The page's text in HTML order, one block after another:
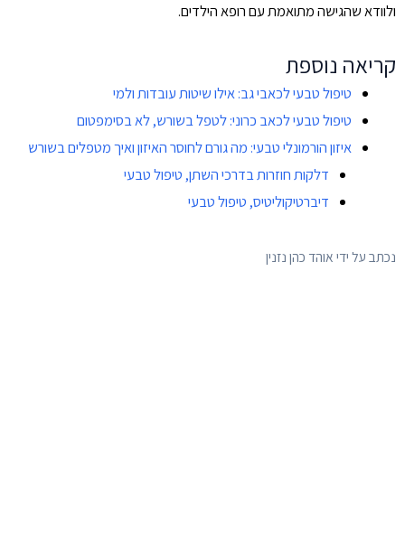
ולוודא שהגישה מתואמת עם רופא הילדים.
קריאה נוספת
טיפול טבעי לכאבי גב: אילו שיטות עובדות ולמי
טיפול טבעי לכאב כרוני: לטפל בשורש, לא בסימפטום
איזון הורמונלי טבעי: מה גורם לחוסר האיזון ואיך מטפלים בשורש
דלקות חוזרות בדרכי השתן, טיפול טבעי
דיברטיקוליטיס, טיפול טבעי
נכתב על ידי אוהד כהן נזנין